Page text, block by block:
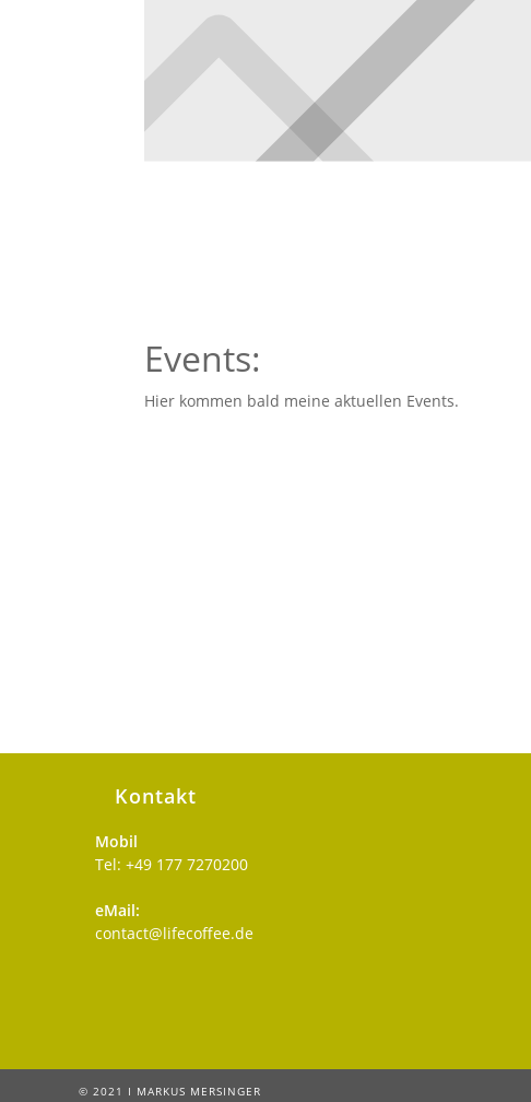
Events:
Hier kommen bald meine aktuellen Events.
Kontakt
Mobil
Tel: +49 177 7270200
eMail:
contact@lifecoffee.deOpens
© 2021 I MARKUS MERSINGER